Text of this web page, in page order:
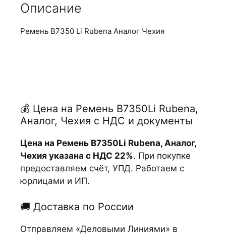
Описание
Ремень В7350 Li Rubena Аналог Чехия
💰 Цена на Ремень В7350Li Rubena,
Аналог, Чехия с НДС и документы
Цена на Ремень В7350Li Rubena, Аналог,
Чехия указана с НДС 22%. При покупке
предоставляем счёт, УПД. Работаем с
юрлицами и ИП.
🚚 Доставка по России
Отправляем «Деловыми Линиями» в